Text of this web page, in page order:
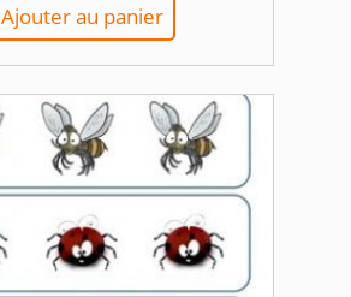
Ajouter au panier